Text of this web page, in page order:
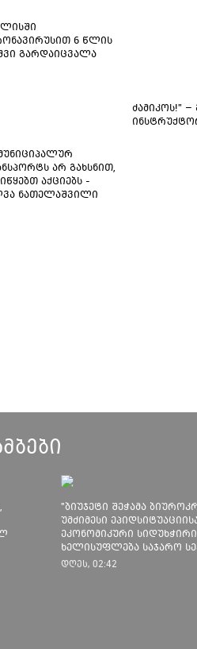
6 წლის
გარდაიცვალა
ძამიკოს!”
არ გახსნით,
აქციებს -
ნათელაშვილი
"ბიუჯეტი შეჭამა
უმძიმესი
ეკონომიკური
ხელისუფლება საჯარო
დასაქმებულთა
დღეს, 02:42